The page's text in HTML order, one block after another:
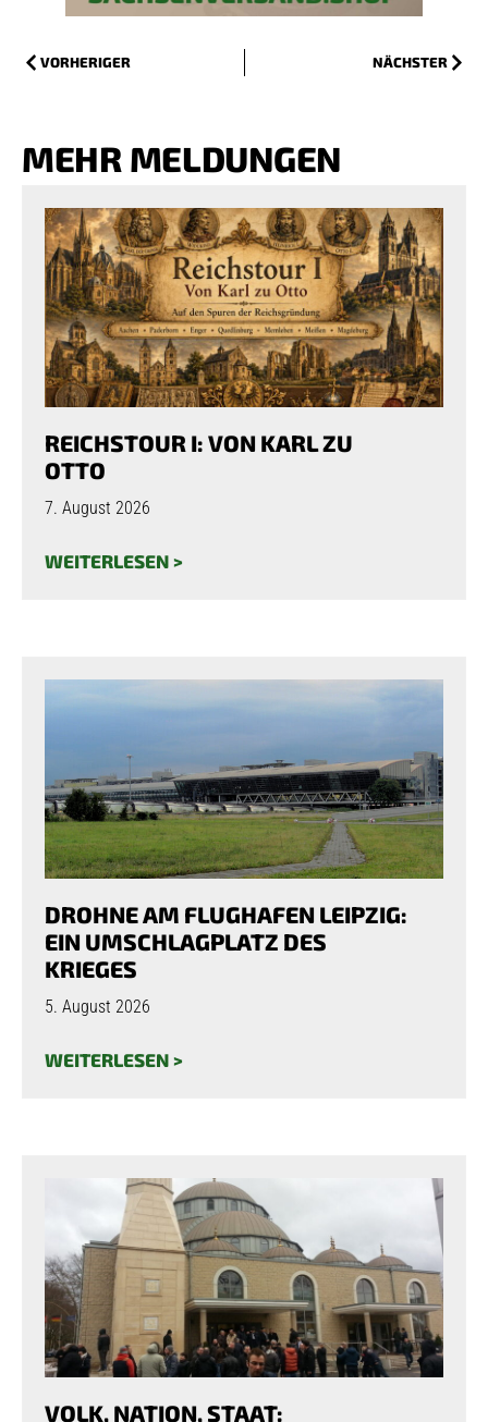
VORHERIGER NÄCHSTER
MEHR MELDUNGEN
REICHSTOUR I: VON KARL ZU
OTTO
7. August 2026
WEITERLESEN >
DROHNE AM FLUGHAFEN LEIPZIG:
EIN UMSCHLAGPLATZ DES
KRIEGES
5. August 2026
WEITERLESEN >
VOLK, NATION, STAAT: